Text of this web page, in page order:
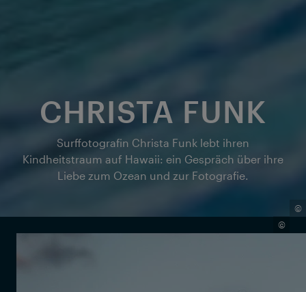
©
CHRISTA FUNK
Surffotografin Christa Funk lebt ihren
Kindheitstraum auf Hawaii: ein Gespräch über ihre
Liebe zum Ozean und zur Fotografie.
©